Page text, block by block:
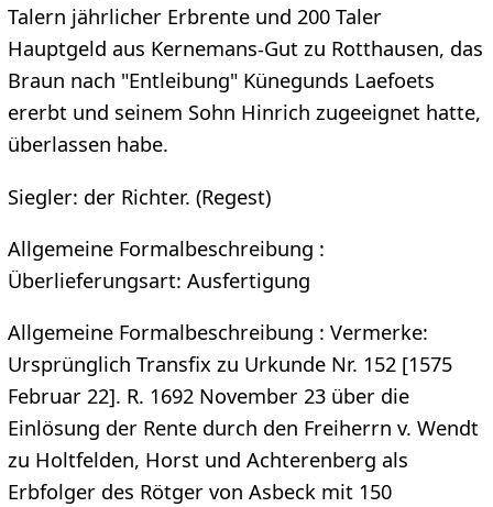
Talern jährlicher Erbrente und 200 Taler
Hauptgeld aus Kernemans-Gut zu Rotthausen, das
Braun nach "Entleibung" Künegunds Laefoets
ererbt und seinem Sohn Hinrich zugeeignet hatte,
überlassen habe.
Siegler: der Richter. (Regest)
Allgemeine Formalbeschreibung :
Überlieferungsart: Ausfertigung
Allgemeine Formalbeschreibung : Vermerke:
Ursprünglich Transfix zu Urkunde Nr. 152 [1575
Februar 22]. R. 1692 November 23 über die
Einlösung der Rente durch den Freiherrn v. Wendt
zu Holtfelden, Horst und Achterenberg als
Erbfolger des Rötger von Asbeck mit 150